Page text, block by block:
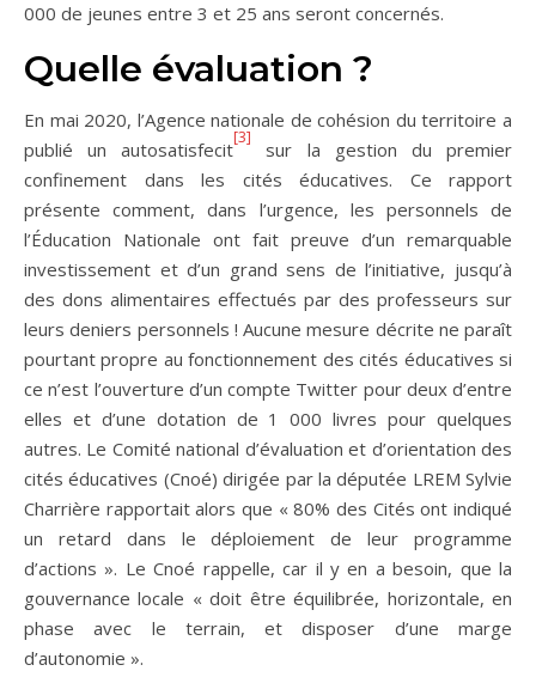
000 de jeunes entre 3 et 25 ans seront concernés.
Quelle évaluation ?
En mai 2020, l’Agence nationale de cohésion du territoire a
publié un autosatisfecit
[3]
sur la gestion du premier
confinement dans les cités éducatives. Ce rapport
présente comment, dans l’urgence, les personnels de
l’Éducation Nationale ont fait preuve d’un remarquable
investissement et d’un grand sens de l’initiative, jusqu’à
des dons alimentaires effectués par des professeurs sur
leurs deniers personnels ! Aucune mesure décrite ne paraît
pourtant propre au fonctionnement des cités éducatives si
ce n’est l’ouverture d’un compte Twitter pour deux d’entre
elles et d’une dotation de 1 000 livres pour quelques
autres. Le Comité national d’évaluation et d’orientation des
cités éducatives (Cnoé) dirigée par la députée LREM Sylvie
Charrière rapportait alors que « 80% des Cités ont indiqué
un retard dans le déploiement de leur programme
d’actions ». Le Cnoé rappelle, car il y en a besoin, que la
gouvernance locale « doit être équilibrée, horizontale, en
phase avec le terrain, et disposer d’une marge
d’autonomie ».